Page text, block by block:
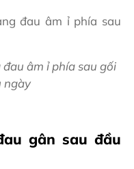
âm ỉ phía sau gối
ngày
gân sau đầu